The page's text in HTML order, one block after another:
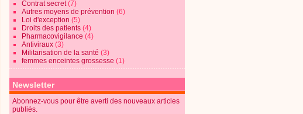
Contrat secret(7)
Autres moyens de prévention (6)
Loi d'exception (5)
Droits des patients (4)
Pharmacovigilance (4)
Antiviraux (3)
Militarisation de la santé (3)
femmes enceintes grossesse (1)
Newsletter
Abonnez-vous pour être averti des nouveaux articles
publiés.